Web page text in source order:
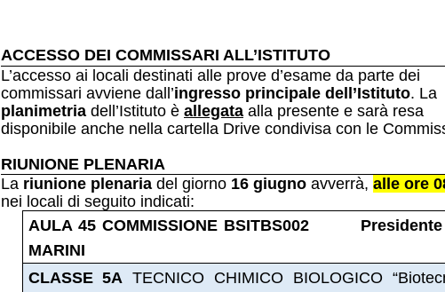
ACCESSO DEI COMMISSARI ALL’ISTITUTO
L’accesso ai locali destinati alle prove d’esame da parte dei
commissari avviene dall’ingresso principale dell’Istituto. La
planimetria dell’Istituto è allegata alla presente e sarà resa
disponibile anche nella cartella Drive condivisa con le
RIUNIONE PLENARIA
La riunione plenaria del giorno 16 giugno avverrà, alle ore
nei locali di seguito indicati:
AULA 45 COMMISSIONE BSITBS002 Presidente
MARINI
CLASSE 5A TECNICO CHIMICO BIOLOGICO